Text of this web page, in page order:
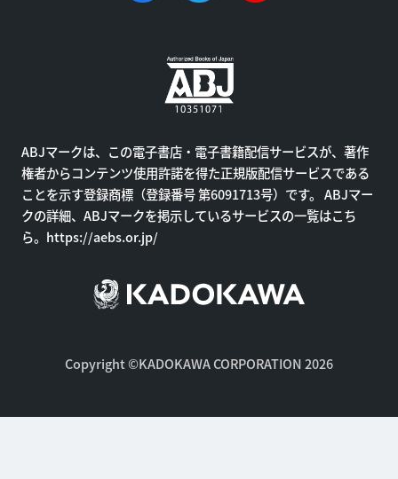
ABJマークは、この電子書店・電子書籍配信サービスが、著作
権者からコンテンツ使用許諾を得た正規版配信サービスである
ことを示す登録商標（登録番号 第6091713号）です。 ABJマー
クの詳細、ABJマークを掲示しているサービスの一覧はこち
ら。 https://aebs.or.jp/
Copyright ©KADOKAWA CORPORATION 2026